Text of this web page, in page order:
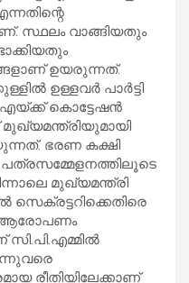
സ്ഥലം വാങ്ങിയതും
ഉയരുന്നത്.
ഉള്ളവര്‍ പാര്‍ട്ടി
കൊട്ടേഷന്‍
ഭരണ കക്ഷി
മുഖ്യമന്ത്രി
സെക്രട്ടറിക്കെതിരെ
ആരോപണം
സി.പി.എമ്മില്‍
രീതിയിലേക്കാണ്